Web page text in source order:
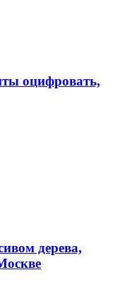
оцифровать,
дерева,